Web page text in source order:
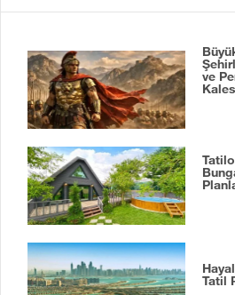
ve
Tatil